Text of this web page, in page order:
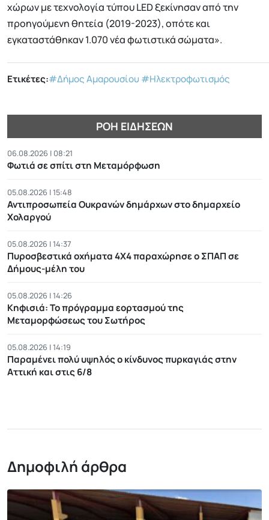
χώρων με τεχνολογία τύπου LED ξεκίνησαν από την
προηγούμενη θητεία (2019-2023), οπότε και
εγκαταστάθηκαν 1.070 νέα φωτιστικά σώματα».
Ετικέτες:#Δήμος Αμαρουσίου #Ηλεκτροφωτισμός
ΡΟΉ ΕΙΔΉΣΕΩΝ
06.08.2026 | 08:21
Φωτιά σε σπίτι στη Μεταμόρφωση
05.08.2026 | 15:48
Αντιπροσωπεία Ουκρανών δημάρχων στο δημαρχείο
Χολαργού
05.08.2026 | 14:37
Πυροσβεστικά οχήματα 4Χ4 παραχώρησε ο ΣΠΑΠ σε
Δήμους-μέλη του
05.08.2026 | 14:26
Κηφισιά: Το πρόγραμμα εορτασμού της
Μεταμορφώσεως του Σωτήρος
05.08.2026 | 14:19
Παραμένει πολύ υψηλός ο κίνδυνος πυρκαγιάς στην
Αττική και στις 6/8
Δημοφιλή άρθρα